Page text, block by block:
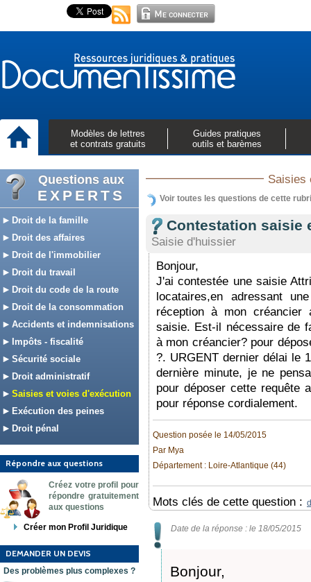
Modèles de lettres
et contrats gratuits
Guides pratiques
outils et barèmes
Questions aux
EXPERTS
Droit de la famille
Droit des affaires
Droit de l'immobilier
Droit du travail
Droit du code de la route
Droit de la consommation
Accidents et indemnisations
Impôts - fiscalité
Sécurité sociale
Droit administratif
Saisies et voies d'exécution
Exécution des peines
Droit pénal
Répondre aux questions
Créez votre profil pour
répondre gratuitement
aux questions
Créer mon Profil Juridique
DEMANDER UN DEVIS
Des problèmes plus complexes ?
Saisies
Voir toutes les questions de cette
Contestation saisie
Saisie d'huissier
Bonjour,
J'ai contestée une saisie
locataires,en adressant
réception à mon
saisie. Est-il nécessaire de
à mon créancier? pour
?. URGENT dernier délai le
dernière minute, je ne
pour déposer cette requête
pour réponse cordialement.
Question posée le 14/05/2015
Par Mya
Département : Loire-Atlantique (44)
Mots clés de cette question :
Date de la réponse : le 18/05/2015
Bonjour,